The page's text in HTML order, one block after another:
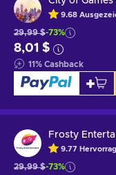
9.68
29,99 $-73%
8,01 $
11% Cashback
Frosty
9.77
29,99 $-73%